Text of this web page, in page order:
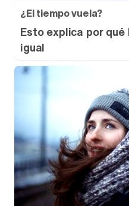
¿El tiempo vuela?
Esto explica por qué
igual